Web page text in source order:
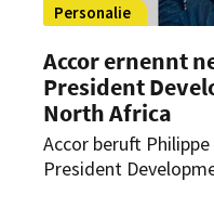
Personalie
Accor ernennt
President
North Africa
Accor beruft
President